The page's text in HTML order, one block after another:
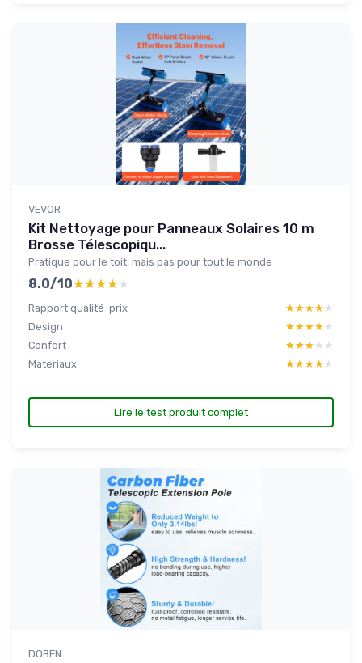
VEVOR
Kit Nettoyage pour Panneaux Solaires 10 m
Brosse Télescopiqu...
Pratique pour le toit, mais pas pour tout le monde
8.0/10★★★★★
★★★★★
Rapport qualité-prix ★★★★★
★★★★★
Design
★★★★★
★★★★★
Confort
★★★★★
★★★★★
Materiaux
★★★★★
★★★★★
Lire le test produit complet
DOBEN